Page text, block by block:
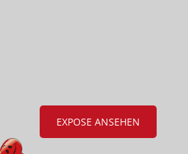
EXPOSE ANSEHEN